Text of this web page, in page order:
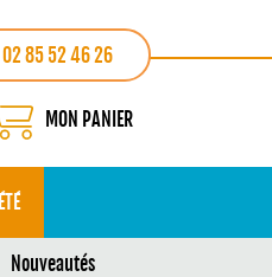
02 85 52 46 26
MON PANIER
ÉTÉ
Nouveautés